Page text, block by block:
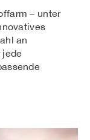
– unter
an
jede